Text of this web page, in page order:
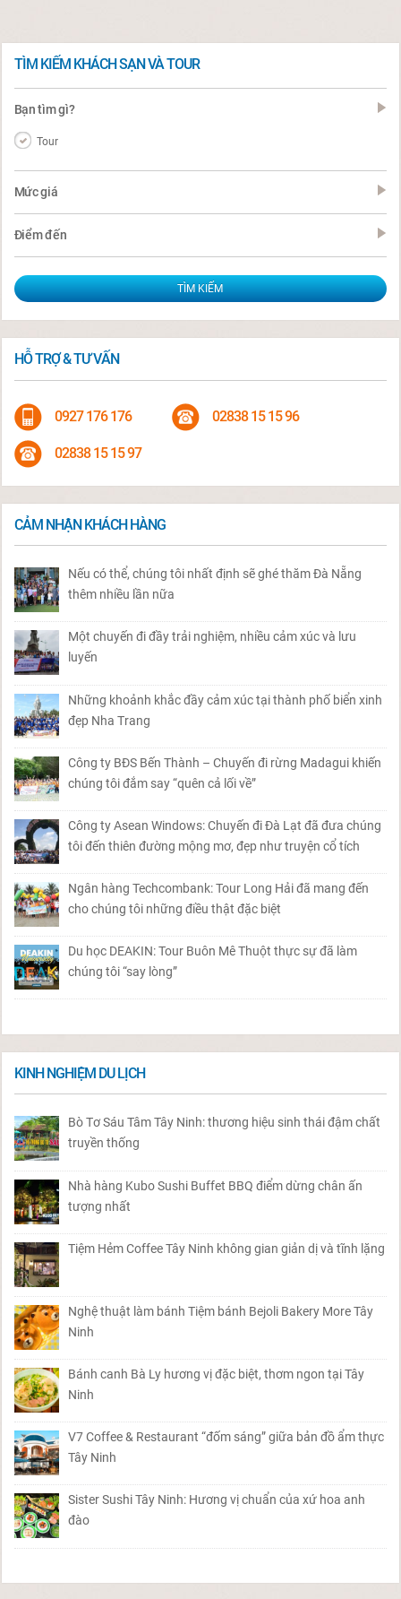
TÌM KIẾM KHÁCH SẠN VÀ TOUR
Bạn tìm gì?
Tour
Mức giá
Điểm đến
HỖ TRỢ & TƯ VẤN
0927 176 176 02838 15 15 96
02838 15 15 97
CẢM NHẬN KHÁCH HÀNG
Nếu có thể, chúng tôi nhất định sẽ ghé thăm Đà Nẵng
thêm nhiều lần nữa
Một chuyến đi đầy trải nghiệm, nhiều cảm xúc và lưu
luyến
Những khoảnh khắc đầy cảm xúc tại thành phố biển xinh
đẹp Nha Trang
Công ty BĐS Bến Thành – Chuyến đi rừng Madagui khiến
chúng tôi đắm say “quên cả lối về”
Công ty Asean Windows: Chuyến đi Đà Lạt đã đưa chúng
tôi đến thiên đường mộng mơ, đẹp như truyện cổ tích
Ngân hàng Techcombank: Tour Long Hải đã mang đến
cho chúng tôi những điều thật đặc biệt
Du học DEAKIN: Tour Buôn Mê Thuột thực sự đã làm
chúng tôi “say lòng”
KINH NGHIỆM DU LỊCH
Bò Tơ Sáu Tâm Tây Ninh: thương hiệu sinh thái đậm chất
truyền thống
Nhà hàng Kubo Sushi Buffet BBQ điểm dừng chân ấn
tượng nhất
Tiệm Hẻm Coffee Tây Ninh không gian giản dị và tĩnh lặng
Nghệ thuật làm bánh Tiệm bánh Bejoli Bakery More Tây
Ninh
Bánh canh Bà Ly hương vị đặc biệt, thơm ngon tại Tây
Ninh
V7 Coffee & Restaurant “đốm sáng” giữa bản đồ ẩm thực
Tây Ninh
Sister Sushi Tây Ninh: Hương vị chuẩn của xứ hoa anh
đào